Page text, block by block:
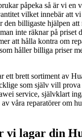
påpeka så är vi en
vilket innebär att
den billigaste hjälpen att
inte räknar på priset
att hålla kontra om
håller billiga priser
ett brett sortiment av
som själv vill prova
service, självklart
våra reparatörer om
vi lagar din